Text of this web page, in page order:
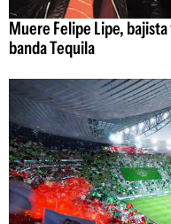
Muere Felipe Lipe,
banda Tequila